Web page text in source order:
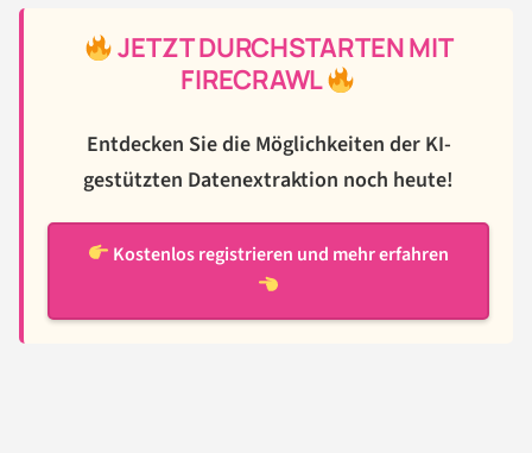
JETZT DURCHSTARTEN MIT
FIRECRAWL
Entdecken Sie die Möglichkeiten der KI-
gestützten Datenextraktion noch heute!
Kostenlos registrieren und mehr erfahren